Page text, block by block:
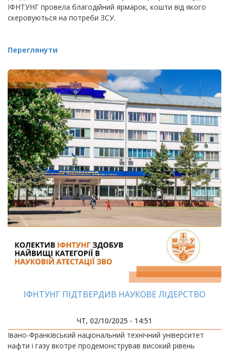
ІФНТУНГ провела благодійний ярмарок, кошти від якого
скеровуються на потреби ЗСУ.
Переглянути
ІФНТУНГ ПІДТВЕРДИВ НАУКОВЕ ЛІДЕРСТВО
ЧТ, 02/10/2025 - 14:51
Івано-Франківський національний технічний університет
нафти і газу вкотре продемонстрував високий рівень